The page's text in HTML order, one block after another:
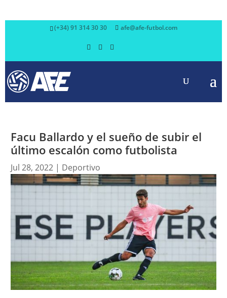
(+34) 91 314 30 30 afe@afe-futbol.com
Facu Ballardo y el sueño de subir el
último escalón como futbolista
Jul 28, 2022| Deportivo